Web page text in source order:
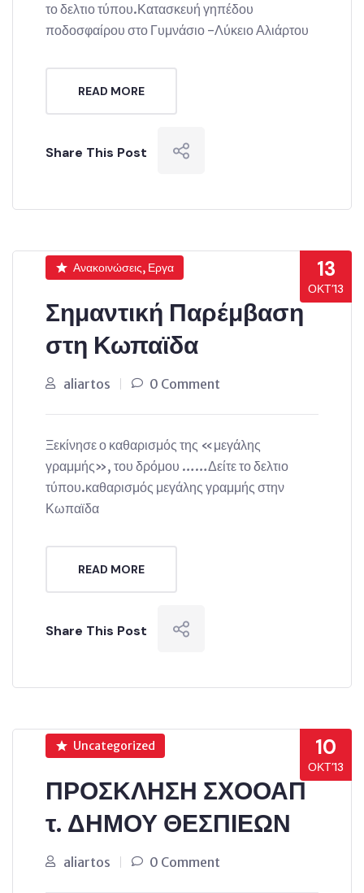
το δελτιο τύπου.Κατασκευή γηπέδου
ποδοσφαίρου στο Γυμνάσιο -Λύκειο Αλιάρτου
READ MORE
Share This Post
13
ΟΚΤ’13
Ανακοινώσεις, Εργα
Σημαντική Παρέμβαση
στη Κωπαϊδα
aliartos 0 Comment
Ξεκίνησε ο καθαρισμός της «μεγάλης
γραμμής», του δρόμου ……Δείτε το δελτιο
τύπου.καθαρισμός μεγάλης γραμμής στην
Κωπαϊδα
READ MORE
Share This Post
10
ΟΚΤ’13
Uncategorized
ΠΡΟΣΚΛΗΣΗ ΣΧΟΟΑΠ
τ. ΔΗΜΟΥ ΘΕΣΠΙΕΩΝ
aliartos 0 Comment